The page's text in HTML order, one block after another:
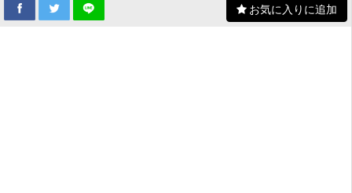
お気に入りに追加